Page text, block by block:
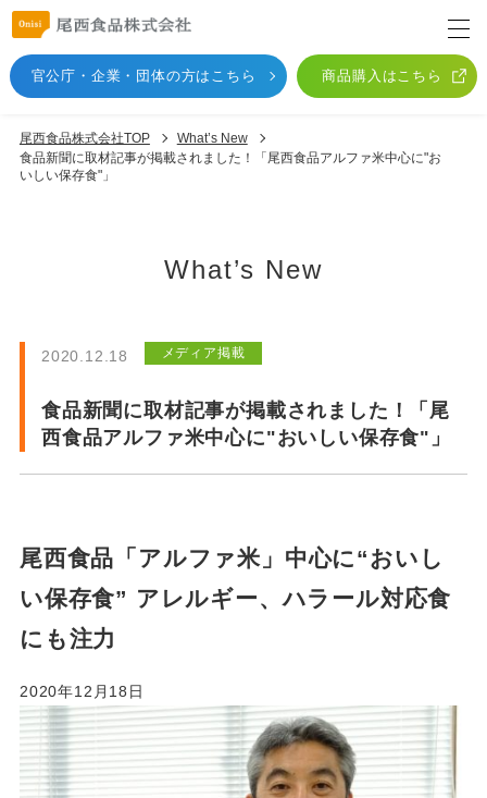
官公庁・企業・団体の方はこちら 商品購入はこちら
尾西食品株式会社TOP
What’s New
食品新聞に取材記事が掲載されました！「尾西食品アルファ米中心に"お
いしい保存食"」
What’s New
2020.12.18 メディア掲載
食品新聞に取材記事が掲載されました！「尾
西食品アルファ米中心に"おいしい保存食"」
尾西食品「アルファ米」中心に“おいし
い保存食” アレルギー、ハラール対応食
にも注力
2020年12月18日